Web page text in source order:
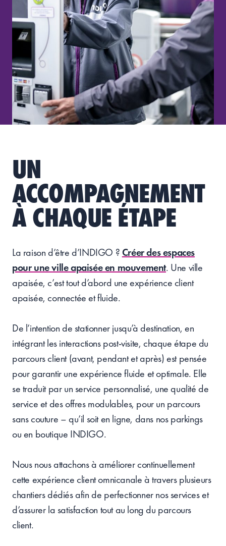
UN
ACCOMPAGNEMENT
ÀCHAQUE ÉTAPE
La raison d’être d’INDIGO ? Créer des espaces
pour une ville apaisée en mouvement. Une ville
apaisée, c’est tout d’abord une expérience client
apaisée, connectée et fluide.
De l’intention de stationner jusqu’à destination, en
intégrant les interactions post-visite, chaque étape du
parcours client (avant, pendant et après) est pensée
pour garantir une expérience fluide et optimale. Elle
se traduit par un service personnalisé, une qualité de
service et des offres modulables, pour un parcours
sans couture – qu’il soit en ligne, dans nos parkings
ou en boutique INDIGO.
Nous nous attachons à améliorer continuellement
cette expérience client omnicanale à travers plusieurs
chantiers dédiés afin de perfectionner nos services et
d’assurer la satisfaction tout au long du parcours
client.